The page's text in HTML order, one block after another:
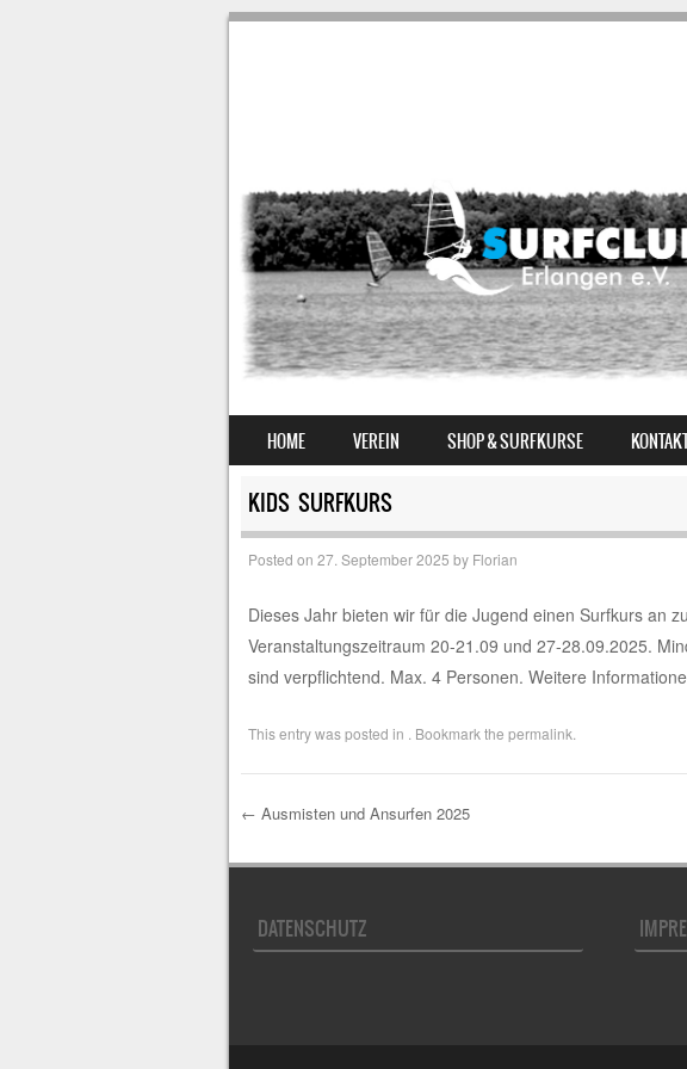
MENU
SKIP TO CONTENT
HOME VEREIN SHOP & SURFKURSE
KIDS SURFKURS
Posted on 27. September 2025 by Florian
Dieses Jahr bieten wir für die Jugend einen Surfkurs an
Veranstaltungszeitraum 20-21.09 und 27-28.09.2025.
sind verpflichtend. Max. 4 Personen. Weitere
This entry was posted in . Bookmark the permalink
Post navigation
← Ausmisten und Ansurfen 2025
DATENSCHUTZ